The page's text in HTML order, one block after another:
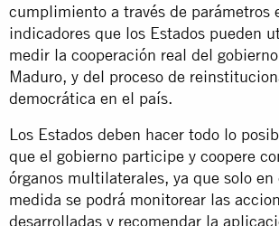
cumplimiento a través de parámetros
indicadores que los Estados pueden
medir la cooperación real del
Maduro, y del proceso de
democrática en el país.
Los Estados deben hacer todo lo
que el gobierno participe y coopere
órganos multilaterales, ya que solo en
medida se podrá monitorear las
desarrolladas y recomendar la